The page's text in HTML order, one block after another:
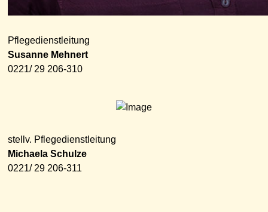
Pflegedienstleitung
Susanne Mehnert
0221/ 29 206-310
stellv. Pflegedienstleitung
Michaela Schulze
0221/ 29 206-311